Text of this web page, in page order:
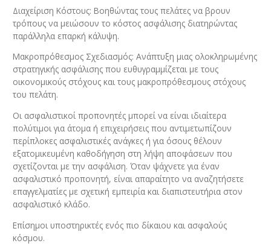
Διαχείριση Κόστους: Βοηθώντας τους πελάτες να βρουν
τρόπους να μειώσουν το κόστος ασφάλισης διατηρώντας
παράλληλα επαρκή κάλυψη.
Μακροπρόθεσμος Σχεδιασμός: Ανάπτυξη μιας ολοκληρωμένης
στρατηγικής ασφάλισης που ευθυγραμμίζεται με τους
οικονομικούς στόχους και τους μακροπρόθεσμους στόχους
του πελάτη.
Οι ασφαλιστικοί προπονητές μπορεί να είναι ιδιαίτερα
πολύτιμοι για άτομα ή επιχειρήσεις που αντιμετωπίζουν
περίπλοκες ασφαλιστικές ανάγκες ή για όσους θέλουν
εξατομικευμένη καθοδήγηση στη λήψη αποφάσεων που
σχετίζονται με την ασφάλιση. Όταν ψάχνετε για έναν
ασφαλιστικό προπονητή, είναι απαραίτητο να αναζητήσετε
επαγγελματίες με σχετική εμπειρία και διαπιστευτήρια στον
ασφαλιστικό κλάδο.
Επίσημοι υποστηρικτές ενός πιο δίκαιου και ασφαλούς
κόσμου.